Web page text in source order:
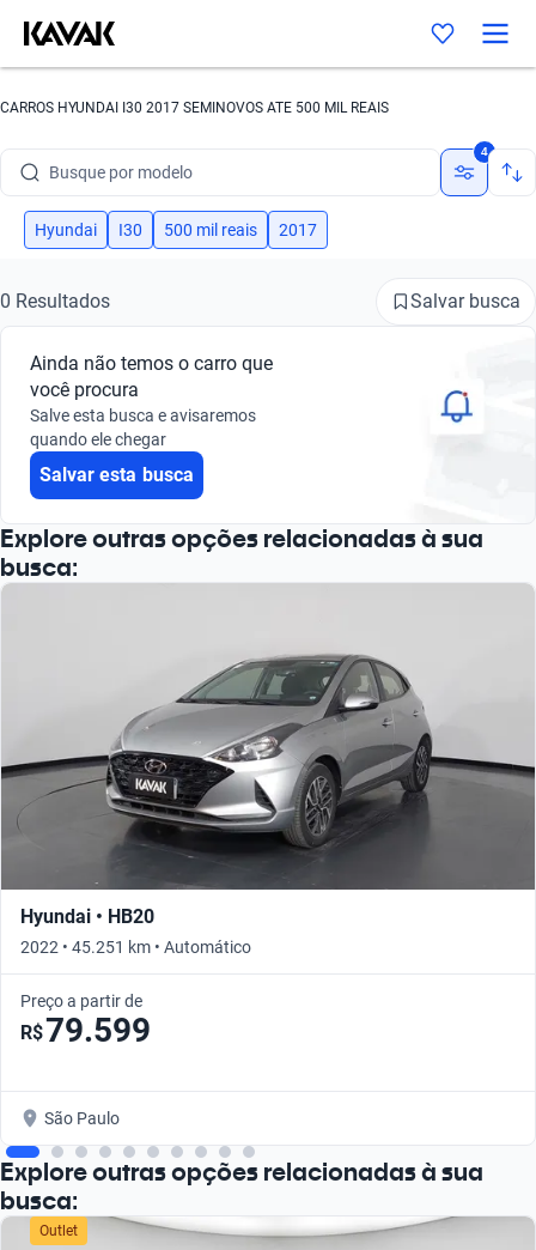
CARROS HYUNDAI I30 2017 SEMINOVOS ATE 500 MIL REAIS
Busque por modelo
Busque por versão
Busque por marca
Busque por modelo
Busque por versão
4
Hyundai I30 500 mil reais 2017
0 Resultados Salvar busca
Ainda não temos o carro que
você procura
Salve esta busca e avisaremos
quando ele chegar
Salvar esta busca
Explore outras opções relacionadas à sua
busca:
Hyundai • HB20
2022 • 45.251 km • Automático
Preço a partir de
R$79.599
São Paulo
Explore outras opções relacionadas à sua
busca:
Outlet